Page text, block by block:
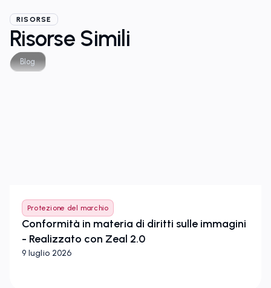
RISORSE
Risorse Simili
Blog
Protezione del marchio
Conformità in materia di diritti sulle immagini
- Realizzato con Zeal 2.0
9 luglio 2026